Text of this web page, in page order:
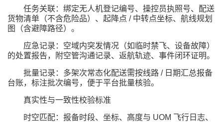
任务关联：绑定无人机登记编号、操控员执照号、配送
货物清单（不含危险品）、起降点 / 中转点坐标、航线规划
图（含避障路径）。
应急记录：空域内突发情况（如临时禁飞、设备故障）
的处置报告，附空管沟通记录、返航轨迹、事件闭环证明。
批量记录：多架次常态化配送需按线路 / 日期汇总报备
台账，标注批次编号，便于平台批量核验。
真实性与一致性校验标准
时空匹配：报备时段、坐标、高度与 UOM 飞行日志、